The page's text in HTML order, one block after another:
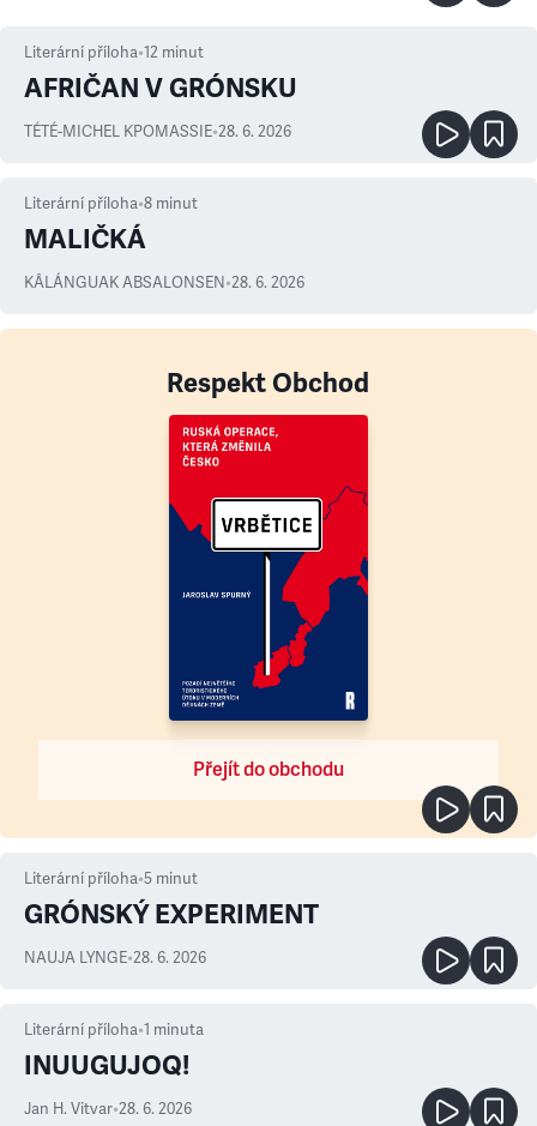
Literární příloha•12 minut
AFRIČAN V GRÓNSKU
TÉTÉ-MICHEL KPOMASSIE•28. 6. 2026
Literární příloha•8 minut
MALIČKÁ
KÂLÁNGUAK ABSALONSEN•28. 6. 2026
Respekt Obchod
Přejít do obchodu
Literární příloha•5 minut
GRÓNSKÝ EXPERIMENT
NAUJA LYNGE•28. 6. 2026
Literární příloha•1 minuta
INUUGUJOQ!
Jan H. Vitvar•28. 6. 2026